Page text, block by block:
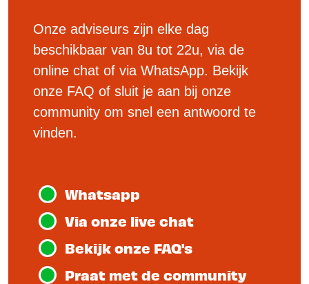
Onze adviseurs zijn elke dag
beschikbaar van 8u tot 22u, via de
online chat of via WhatsApp. Bekijk
onze FAQ of sluit je aan bij onze
community om snel een antwoord te
vinden.
Whatsapp
Via onze live chat
Bekijk onze FAQ's
Praat met de community